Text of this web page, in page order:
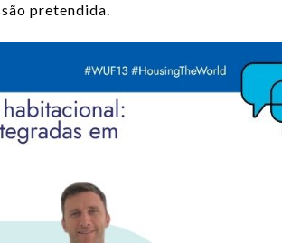
pretendida.